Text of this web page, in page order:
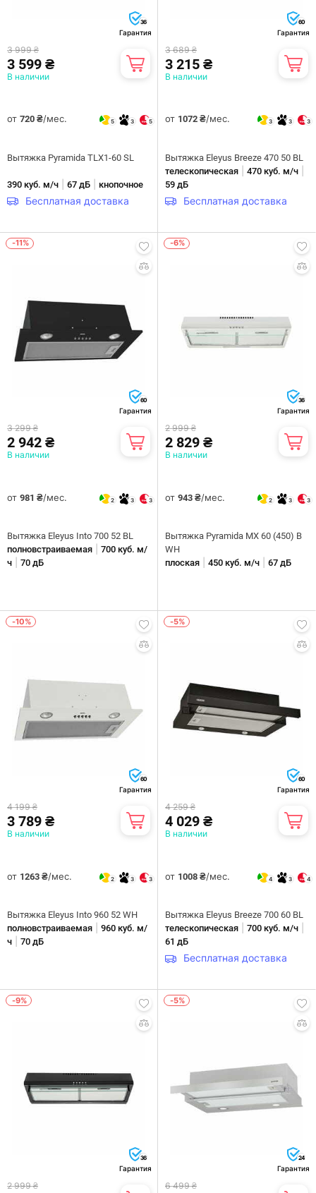
36
Гарантия
3 999 ₴
3 599 ₴
В наличии
от 720 ₴/мес. 5 3 5
Вытяжка Pyramida TLX1-60 SL
390 куб. м/ч 67 дБ кнопочное
Бесплатная доставка
60
Гарантия
3 689 ₴
3 215 ₴
В наличии
от 1072 ₴/мес. 3 3 3
Вытяжка Eleyus Breeze 470 50 BL
телескопическая
470 куб. м/ч
59 дБ
Бесплатная доставка
-11%
60
Гарантия
3 299 ₴
2 942 ₴
В наличии
от 981 ₴/мес. 2 3 3
Вытяжка Eleyus Into 700 52 BL
полновстраиваемая
700 куб. м/
ч
70 дБ
-6%
36
Гарантия
2 999 ₴
2 829 ₴
В наличии
от 943 ₴/мес. 2 3 3
Вытяжка Pyramida MX 60 (450) B
WH
плоская
450 куб. м/ч 67 дБ
-10%
60
Гарантия
4 199 ₴
3 789 ₴
В наличии
от 1263 ₴/мес. 2 3 3
Вытяжка Eleyus Into 960 52 WH
полновстраиваемая
960 куб. м/
ч
70 дБ
-5%
60
Гарантия
4 259 ₴
4 029 ₴
В наличии
от 1008 ₴/мес. 4 3 4
Вытяжка Eleyus Breeze 700 60 BL
телескопическая
700 куб. м/ч
61 дБ
Бесплатная доставка
-9%
36
Гарантия
2 999 ₴
-5%
24
Гарантия
6 499 ₴